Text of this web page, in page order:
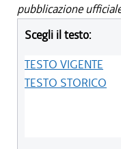
pubblicazione
Scegli il testo:
TESTO VIGENTE
TESTO STORICO